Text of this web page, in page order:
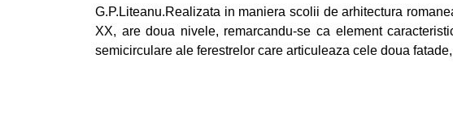
G.P.Liteanu.Realizata in maniera scolii de arhitectura
XX, are doua nivele, remarcandu-se ca element
semicirculare ale ferestrelor care articuleaza cele doua